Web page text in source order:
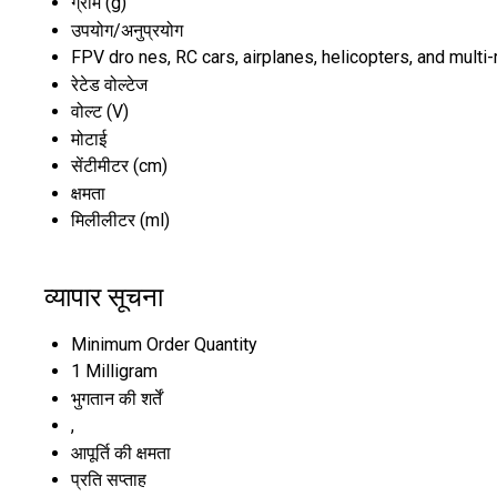
उपयोग/अनुप्रयोग
FPV dro nes, RC cars, airplanes, helicopters, and
रेटेड वोल्टेज
वोल्ट (V)
मोटाई
सेंटीमीटर (cm)
क्षमता
मिलीलीटर (ml)
व्यापार सूचना
Minimum Order Quantity
1 Milligram
भुगतान की शर्तें
,
आपूर्ति की क्षमता
प्रति सप्ताह